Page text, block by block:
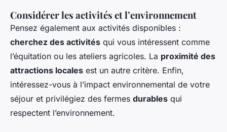
Considérer les activités et l’environnement
Pensez également aux activités disponibles :
cherchez des activités qui vous intéressent comme
l’équitation ou les ateliers agricoles. La proximité des
attractions locales est un autre critère. Enfin,
intéressez-vous à l’impact environnemental de votre
séjour et privilégiez des fermes durables qui
respectent l’environnement.